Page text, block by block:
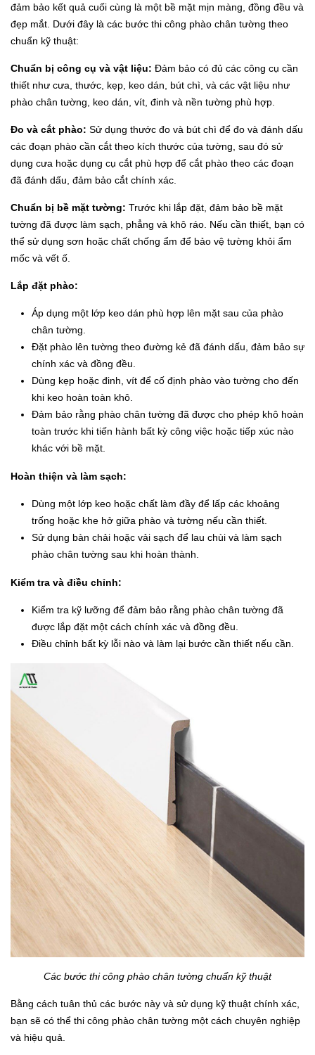
đảm bảo kết quả cuối cùng là một bề mặt mịn màng, đồng đều và
đẹp mắt. Dưới đây là các bước thi công phào chân tường theo
chuẩn kỹ thuật:
Chuẩn bị công cụ và vật liệu: Đảm bảo có đủ các công cụ cần
thiết như cưa, thước, kẹp, keo dán, bút chì, và các vật liệu như
phào chân tường, keo dán, vít, đinh và nền tường phù hợp.
Đo và cắt phào: Sử dụng thước đo và bút chì để đo và đánh dấu
các đoạn phào cần cắt theo kích thước của tường, sau đó sử
dụng cưa hoặc dụng cụ cắt phù hợp để cắt phào theo các đoạn
đã đánh dấu, đảm bảo cắt chính xác.
Chuẩn bị bề mặt tường: Trước khi lắp đặt, đảm bảo bề mặt
tường đã được làm sạch, phẳng và khô ráo. Nếu cần thiết, bạn có
thể sử dụng sơn hoặc chất chống ẩm để bảo vệ tường khỏi ẩm
mốc và vết ố.
Lắp đặt phào:
Áp dụng một lớp keo dán phù hợp lên mặt sau của phào
chân tường.
Đặt phào lên tường theo đường kẻ đã đánh dấu, đảm bảo sự
chính xác và đồng đều.
Dùng kẹp hoặc đinh, vít để cố định phào vào tường cho đến
khi keo hoàn toàn khô.
Đảm bảo rằng phào chân tường đã được cho phép khô hoàn
toàn trước khi tiến hành bất kỳ công việc hoặc tiếp xúc nào
khác với bề mặt.
Hoàn thiện và làm sạch:
Dùng một lớp keo hoặc chất làm đầy để lấp các khoảng
trống hoặc khe hở giữa phào và tường nếu cần thiết.
Sử dụng bàn chải hoặc vải sạch để lau chùi và làm sạch
phào chân tường sau khi hoàn thành.
Kiểm tra và điều chỉnh:
Kiểm tra kỹ lưỡng để đảm bảo rằng phào chân tường đã
được lắp đặt một cách chính xác và đồng đều.
Điều chỉnh bất kỳ lỗi nào và làm lại bước cần thiết nếu cần.
Các bước thi công phào chân tường chuẩn kỹ thuật
Bằng cách tuân thủ các bước này và sử dụng kỹ thuật chính xác,
bạn sẽ có thể thi công phào chân tường một cách chuyên nghiệp
và hiệu quả.